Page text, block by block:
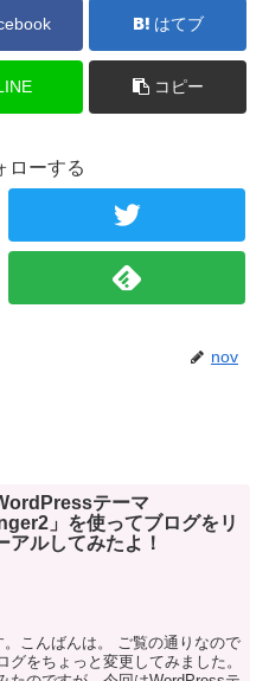
はてブ
コピー
ローする
nov
テーマ
」を使ってブログをリ
アルしてみたよ！
こんばんは。 ご覧の通りなので
をちょっと変更してみました。